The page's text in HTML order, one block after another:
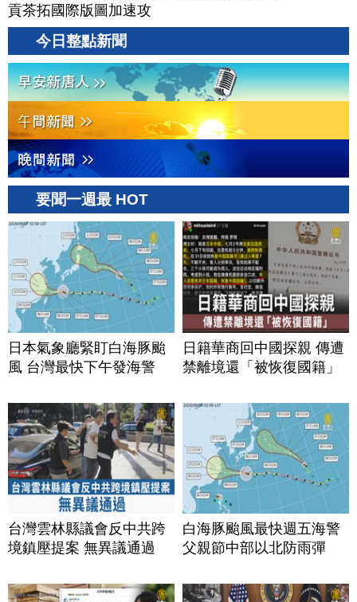
貢茶拓國際版圖加速攻
美？｜#財經新聞｜
20260806(四)
今日整點新聞
要聞一週最 HOT
日本氣象廳緊盯白海豚颱
風 台灣最快下午發海警
日籍華商回中國探親 傳遭
禁離境還「被恢復國籍」
台灣雲林縣議會反中共跨
境鎮壓提案 無異議通過
白海豚颱風最快週五海警
父親節中部以北防雨彈